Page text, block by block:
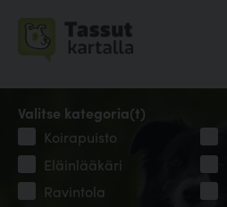
Valitse kategoria(t)
Koirapuisto
Eläinlääkäri
Ravintola